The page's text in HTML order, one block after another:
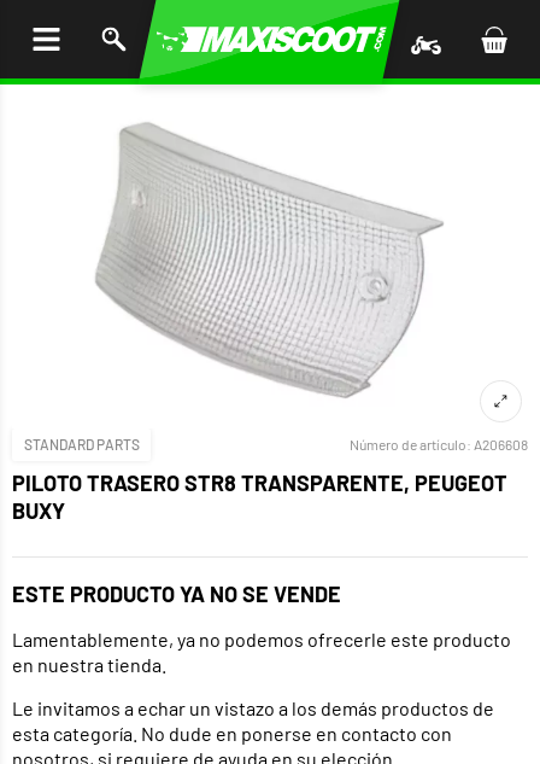
STANDARD PARTS Número de artículo: A206608
PILOTO TRASERO STR8 TRANSPARENTE, PEUGEOT
BUXY
ESTE PRODUCTO YA NO SE VENDE
Lamentablemente, ya no podemos ofrecerle este producto
en nuestra tienda.
Le invitamos a echar un vistazo a los demás productos de
esta categoría. No dude en ponerse en contacto con
nosotros, si requiere de ayuda en su elección.